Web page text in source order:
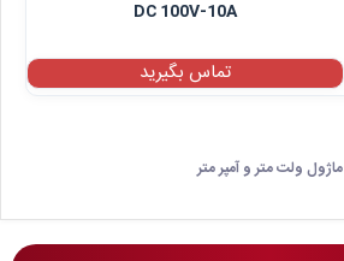
DC 100V-10A
تماس بگیرید
ماژول ولت متر و آمپر متر